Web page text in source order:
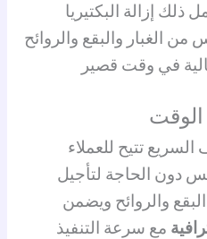
إزالة البكتيريا
الغبار والبقع والروائح
في وقت قصير
الوقت
تتيح للعملاء
دون الحاجة لتأجيل
والروائح ويضمن
مع سرعة التنفيذ